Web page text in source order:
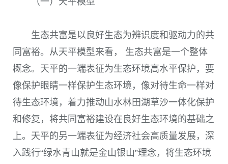
生态共富是以良好生态为辨识度和驱动力的共
同富裕。从天平模型来看， 生态共富是一个整体
概念。天平的一端表征为生态环境高水平保护，要
像保护眼睛一样保护生态环境，像对待生命一样对
待生态环境，着力推动山水林田湖草沙一体化保护
和修复，将共同富裕建设在良好生态环境的基础之
上。天平的另一端表征为经济社会高质量发展，深
入践行“绿水青山就是金山银山”理念，将生态环境